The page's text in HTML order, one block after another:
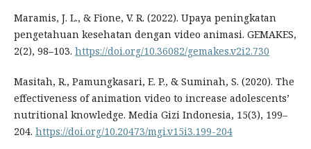
Maramis, J. L., & Fione, V. R. (2022). Upaya peningkatan
pengetahuan kesehatan dengan video animasi. GEMAKES,
2(2), 98–103. https://doi.org/10.36082/gemakes.v2i2.730
Masitah, R., Pamungkasari, E. P., & Suminah, S. (2020). The
effectiveness of animation video to increase adolescents’
nutritional knowledge. Media Gizi Indonesia, 15(3), 199–
204. https://doi.org/10.20473/mgi.v15i3.199-204